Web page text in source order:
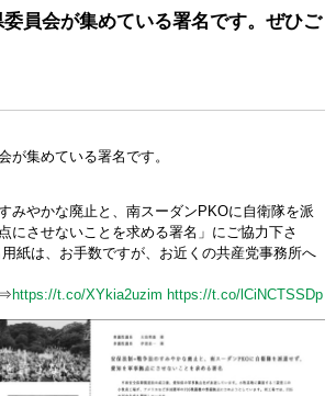
委員会が集めている署名です。ぜひご
が集めている署名です。
みやかな廃止と、南スーダンPKOに自衛隊を派
にさせないことを求める署名」にご協力下さ
紙は、お手数ですが、お近くの共産党事務所へ
⇒ https://t.co/XYkia2uzim https://t.co/lCiNCTSSDp